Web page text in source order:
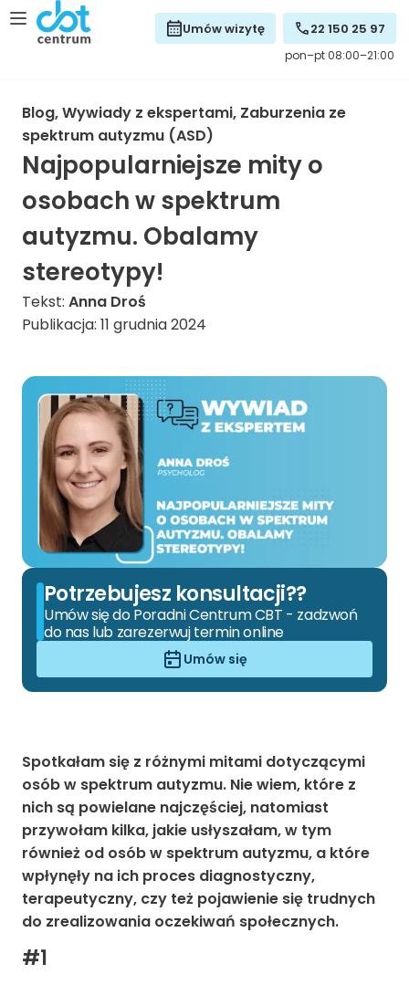
Umów wizytę 22 150 25 97
pon–pt 08:00–21:00
Blog,Wywiady z ekspertami, Zaburzenia ze
spektrum autyzmu (ASD)
Najpopularniejsze mity o
osobach w spektrum
autyzmu. Obalamy
stereotypy!
Tekst: Anna Droś
Publikacja: 11 grudnia 2024
Potrzebujesz konsultacji??
Umów się do Poradni Centrum CBT - zadzwoń
do nas lub zarezerwuj termin online
Umów się
Spotkałam się z różnymi mitami dotyczącymi
osób w spektrum autyzmu. Nie wiem, które z
nich są powielane najczęściej, natomiast
przywołam kilka, jakie usłyszałam, w tym
również od osób w spektrum autyzmu, a które
wpłynęły na ich proces diagnostyczny,
terapeutyczny, czy też pojawienie się trudnych
do zrealizowania oczekiwań społecznych.
#1